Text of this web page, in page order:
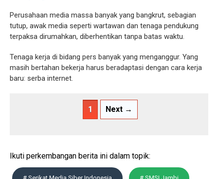
Perusahaan media massa banyak yang bangkrut, sebagian
tutup, awak media seperti wartawan dan tenaga pendukung
terpaksa dirumahkan, diberhentikan tanpa batas waktu.
Tenaga kerja di bidang pers banyak yang menganggur. Yang
masih bertahan bekerja harus beradaptasi dengan cara kerja
baru: serba internet.
1 Next →
Ikuti perkembangan berita ini dalam topik: